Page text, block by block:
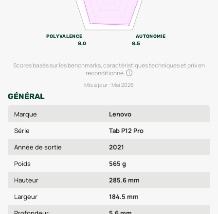
AUTONOMIE
8.5
POLYVALENCE
8.0
Scores basés sur les benchmarks, caractéristiques techniques et prix en
reconditionné.
Mis à jour : Mai 2026
GÉNÉRAL
Marque
Lenovo
Série
Tab P12 Pro
Année de sortie
2021
Poids
565 g
Hauteur
285.6 mm
Largeur
184.5 mm